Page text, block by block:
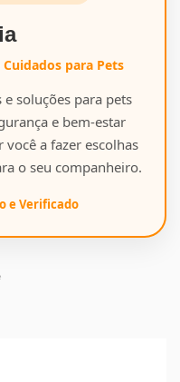
para Pets
soluções para pets
e bem-estar
a fazer escolhas
o seu companheiro.
e Verificado